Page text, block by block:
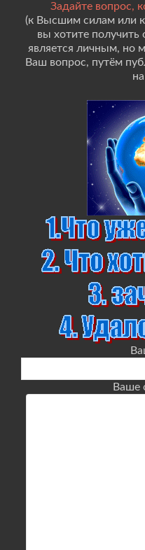
Задайте вопрос,
(к Высшим силам или
вы хотите получить
является личным, но
Ваш вопрос, путём
Ваше